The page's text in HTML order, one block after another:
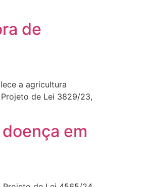
de
a agricultura
de Lei 3829/23,
em